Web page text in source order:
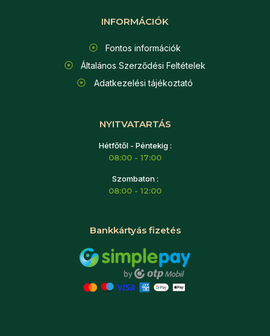
INFORMÁCIÓK
Fontos információk
Általános Szerződési Feltételek
Adatkezelési tájékoztató
NYITVATARTÁS
Hétfőtől - Péntekig :
08:00 - 17:00
Szombaton :
08:00 - 12:00
Bankkártyás fizetés